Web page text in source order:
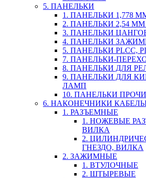
5. ПАНЕЛЬКИ
1. ПАНЕЛЬКИ 1,778
2. ПАНЕЛЬКИ 2,54 ММ
3. ПАНЕЛЬКИ
4. ПАНЕЛЬКИ
5. ПАНЕЛЬКИ PLCC,
7. ПАНЕЛЬКИ-
8. ПАНЕЛЬКИ ДЛЯ
9. ПАНЕЛЬКИ ДЛЯ
ЛАМП
10. ПАНЕЛЬКИ
6. НАКОНЕЧНИКИ
1. РАЗЪЕМНЫЕ
1. НОЖЕВЫЕ
ВИЛКА
2.
ГНЕЗДО, ВИЛКА
2. ЗАЖИМНЫЕ
1. ВТУЛОЧНЫЕ
2. ШТЫРЕВЫЕ